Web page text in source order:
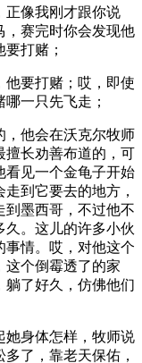
正像我刚才跟你说
，赛完时你会发现他
打赌；
他要打赌；哎，即使
一只先飞走；
，他会在沃克尔牧师
擅长劝善布道的，可
看见一个金龟子开始
到它要去的地方，
到墨西哥，不过他不
久。这儿的许多小伙
事情。哎，对他这个
这个倒霉透了的家
躺了好久，仿佛他们
她身体怎样，牧师说
了，靠老天保佑，